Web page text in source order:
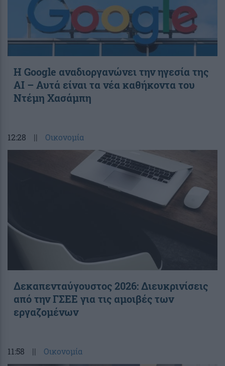
Η Google αναδιοργανώνει την ηγεσία της
AI – Αυτά είναι τα νέα καθήκοντα του
Ντέμη Χασάμπη
12:28 || Οικονομία
Δεκαπενταύγουστος 2026: Διευκρινίσεις
από την ΓΣΕΕ για τις αμοιβές των
εργαζομένων
11:58 || Οικονομία